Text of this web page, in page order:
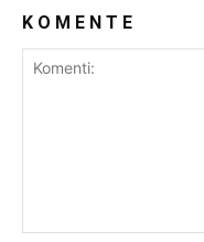
K O M E N T E